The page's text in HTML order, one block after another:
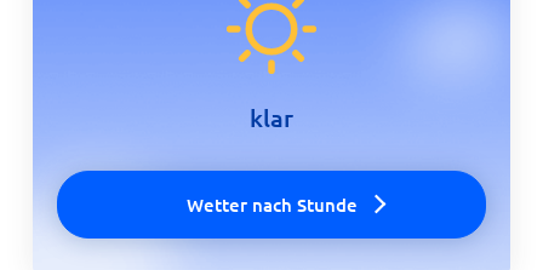
klar
Wetter nach Stunde